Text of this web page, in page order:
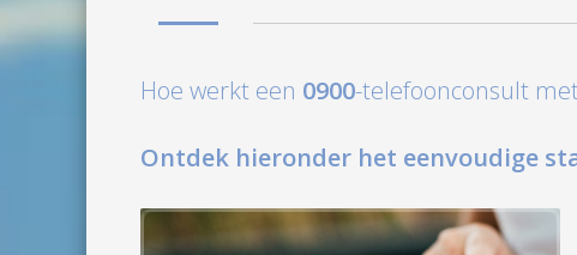
Hoe werkt een 0900-telefoonconsult
Ontdek hieronder het eenvoudige